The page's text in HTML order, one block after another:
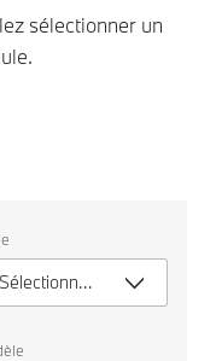
sélectionner un
Sélectionner
une série